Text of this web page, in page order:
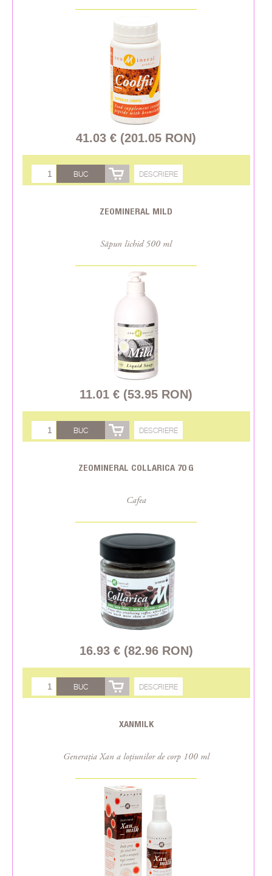
41.03 € (201.05 RON)
BUC DESCRIERE
ZEOMINERAL MILD
Săpun lichid 500 ml
11.01 € (53.95 RON)
BUC DESCRIERE
ZEOMINERAL COLLARICA 70 G
Cafea
16.93 € (82.96 RON)
BUC DESCRIERE
XANMILK
Generația Xan a loțiunilor de corp 100 ml